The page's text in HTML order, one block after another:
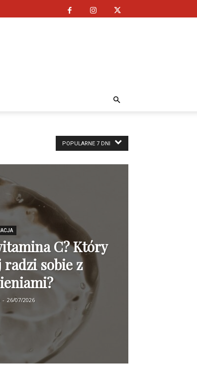
POPULARNE 7 DNI
C? Który
radzi sobie z
- 26/07/2026